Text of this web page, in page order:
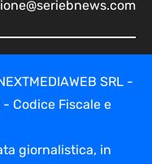
SRL -
- Codice Fiscale e
giornalistica, in